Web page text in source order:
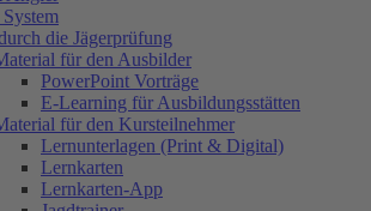
die Jägerprüfung
für den Ausbilder
PowerPoint Vorträge
E-Learning für Ausbildungsstätten
für den Kursteilnehmer
Lernunterlagen (Print & Digital)
Lernkarten
Lernkarten-App